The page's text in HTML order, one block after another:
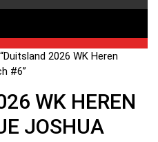
2026 WK Heren
#6”
WK HEREN
JOSHUA